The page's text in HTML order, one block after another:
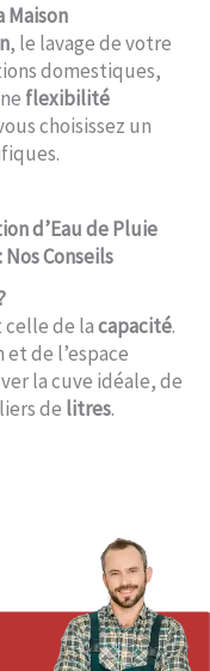
Maison
, le lavage de votre
domestiques,
flexibilité
choisissez un
d’Eau de Pluie
Nos Conseils
celle de lacapacité.
de l’espace
la cuve idéale, de
de litres.